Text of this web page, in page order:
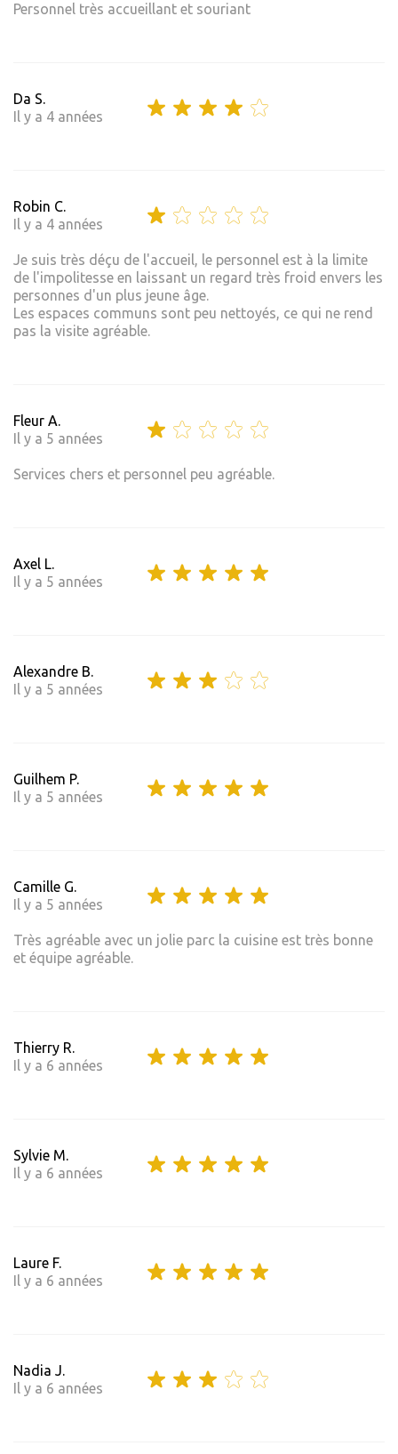
Personnel très accueillant et souriant
Da S.
Il y a 4 années
Robin C.
Il y a 4 années
Je suis très déçu de l'accueil, le personnel est à la limite
de l'impolitesse en laissant un regard très froid envers les
personnes d'un plus jeune âge.
Les espaces communs sont peu nettoyés, ce qui ne rend
pas la visite agréable.
Fleur A.
Il y a 5 années
Services chers et personnel peu agréable.
Axel L.
Il y a 5 années
Alexandre B.
Il y a 5 années
Guilhem P.
Il y a 5 années
Camille G.
Il y a 5 années
Très agréable avec un jolie parc la cuisine est très bonne
et équipe agréable.
Thierry R.
Il y a 6 années
Sylvie M.
Il y a 6 années
Laure F.
Il y a 6 années
Nadia J.
Il y a 6 années